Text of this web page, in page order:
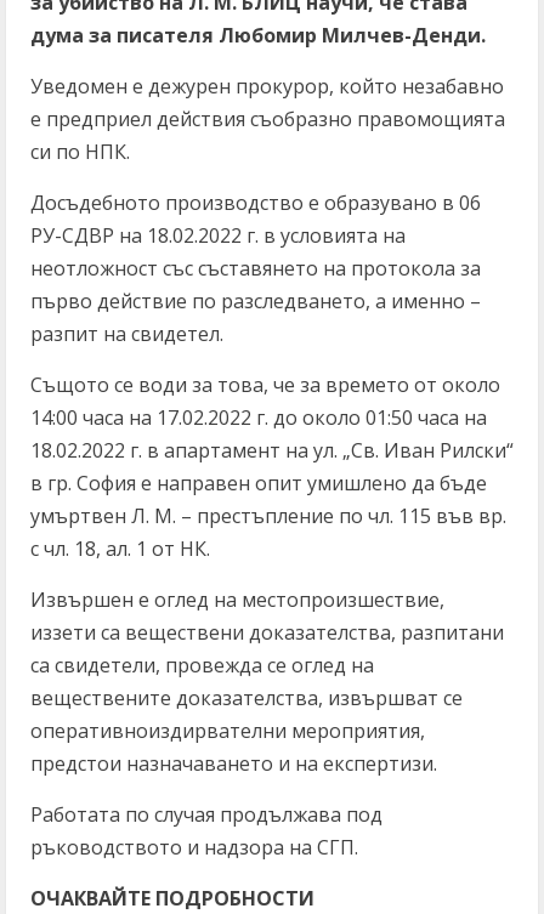
дума за писателя Любомир Милчев-Денди.
Уведомен е дежурен прокурор, който незабавно
е предприел действия съобразно правомощията
си по НПК.
Досъдебното производство е образувано в 06
РУ-СДВР на 18.02.2022 г. в условията на
неотложност със съставянето на протокола за
първо действие по разследването, а именно –
разпит на свидетел.
Същото се води за това, че за времето от около
14:00 часа на 17.02.2022 г. до около 01:50 часа на
18.02.2022 г. в апартамент на ул. „Св. Иван Рилски“
в гр. София е направен опит умишлено да бъде
умъртвен Л. М. – престъпление по чл. 115 във вр.
с чл. 18, ал. 1 от НК.
Извършен е оглед на местопроизшествие,
иззети са веществени доказателства, разпитани
са свидетели, провежда се оглед на
веществените доказателства, извършват се
оперативноиздирвателни мероприятия,
предстои назначаването и на експертизи.
Работата по случая продължава под
ръководството и надзора на СГП.
ОЧАКВАЙТЕ ПОДРОБНОСТИ